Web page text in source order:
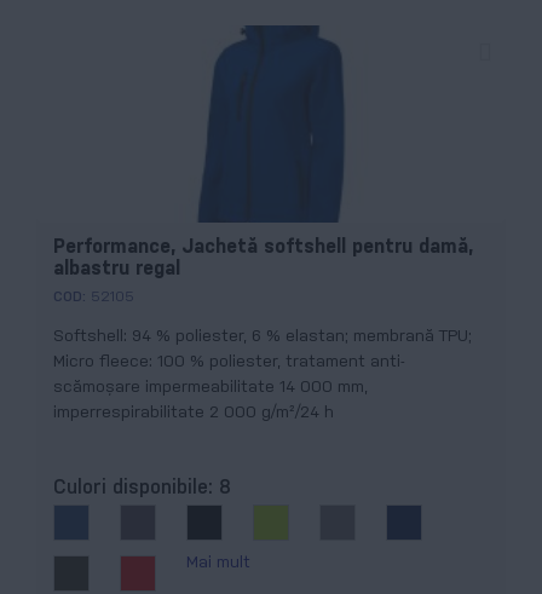
Performance, Jachetă softshell pentru damă,
albastru regal
COD: 52105
Softshell: 94 % poliester, 6 % elastan; membrană TPU;
Micro fleece: 100 % poliester, tratament anti-
scămoșare impermeabilitate 14 000 mm,
imperrespirabilitate 2 000 g/m²/24 h
Culori disponibile: 8
Mai mult